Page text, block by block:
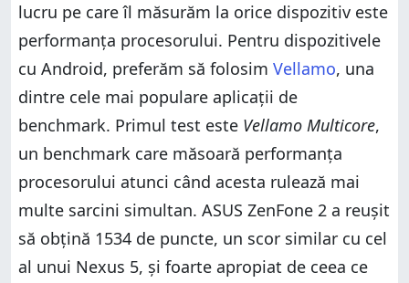
lucru pe care îl măsurăm la orice dispozitiv este
performanța procesorului. Pentru dispozitivele
cu Android, preferăm să folosim Vellamo, una
dintre cele mai populare aplicații de
benchmark. Primul test este Vellamo Multicore,
un benchmark care măsoară performanța
procesorului atunci când acesta rulează mai
multe sarcini simultan. ASUS ZenFone 2 a reușit
să obțină 1534 de puncte, un scor similar cu cel
al unui Nexus 5, și foarte apropiat de ceea ce